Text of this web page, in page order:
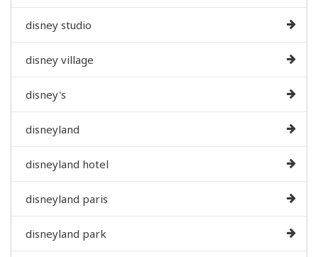
disney studio
disney village
disney's
disneyland
disneyland hotel
disneyland paris
disneyland park